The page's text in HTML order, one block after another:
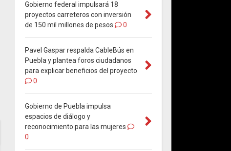
Gobierno federal impulsará 18
proyectos carreteros con inversión
de 150 mil millones de pesos
0
Pavel Gaspar respalda CableBús en
Puebla y plantea foros ciudadanos
para explicar beneficios del proyecto
0
Gobierno de Puebla impulsa
espacios de diálogo y
reconocimiento para las mujeres
0